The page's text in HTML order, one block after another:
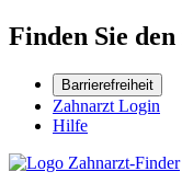
Finden Sie
Barrierefreiheit
Zahnarzt Login
Hilfe